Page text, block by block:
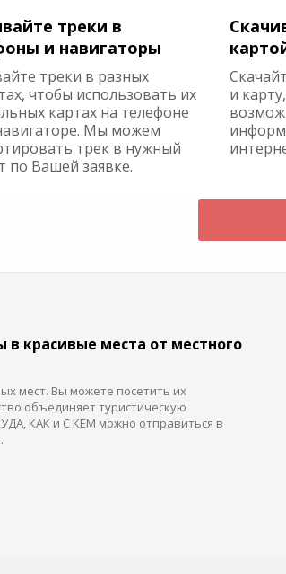
треки в
и навигаторы
треки в разных
чтобы использовать их
картах на телефоне
Мы можем
трек в нужный
по Вашей заявке.
и
красивые места от местного
мест. Вы можете посетить их
объединяет туристическую
КАК и С КЕМ можно отправиться в